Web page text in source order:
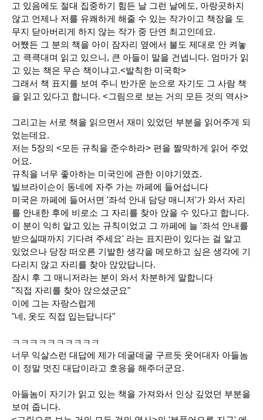
고 있음에도 절대 집중하기 힘든 날 그런 날에도, 아랑곳하지
않고 언제나 저를 유쾌하게 해줄 수 있는 작가이고 책장을 도
무지 닫아버리게 하지 않는 작가 중 단연 최고인데요.
어쨌든 그 분의 책을 아이 잠자리 옆에서 불도 제대로 안 켜놓
고 큭큭대며 읽고 있으니, 큰 아들이 말을 건넵니다. 엄마가 읽
고 있는 책은 무슨 책이냐고.<발칙한 미국학>
그래서 책 표지를 보여 주니 반가운 눈으로 자기도 그 사람 책
을 읽고 있다고 합니다. <그림으로 보는 거의 모든 것의 역사>
그리고는 서로 책을 읽으면서 재미 있었던 부분을 읽어주게 되
었는데요.
저는 5장의 <모든 규칙을 준수하라> 편을 짤막하게 읽어 주었
어요.
규칙을 너무 좋아하는 미국인에 관한 이야기였죠.
빌브라이슨이 동네에 자주 가는 까페에 들어섭니다
미국은 까페에 들어서면 '좌석 안내 담당 매니저'가 와서 자리
를 안내한 후에 비로소 그 자리를 찾아 앉을 수 있다고 합니다.
이 분이 익히 알고 있는 규칙이었고 그 까페에 늘 '좌석 안내를
받으실때까지 기다려 주세요' 라는 표지판이 있다는 걸 알고
있었으나 당장 떠오른 기발한 생각을 메모하고 싶은 생각에 기
다리지 않고 자리를 찾아 앉았답니다.
잠시 후 그 매니저라는 분이 와서 차분하게 말합니다
"직접 자리를 찾아 앉으셨군요"
이에 그는 자랑스럽게
"네, 옷도 직접 입는답니다"
ㅋㅋㅋㅋㅋㅋㅋㅋㅋㅋ
너무 익살스런 대답에 제가 데굴데굴 구르듯 웃어대자 아들놈
이 정말 멋진 대답이라고 호응을 해주더군요.
아들놈이 자기가 읽고 있는 책을 가져와서 인상 깊었던 부분을
보여 줍니다.